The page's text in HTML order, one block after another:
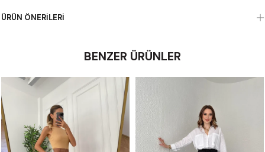
ÜRÜN ÖNERILERI
BENZER ÜRÜNLER